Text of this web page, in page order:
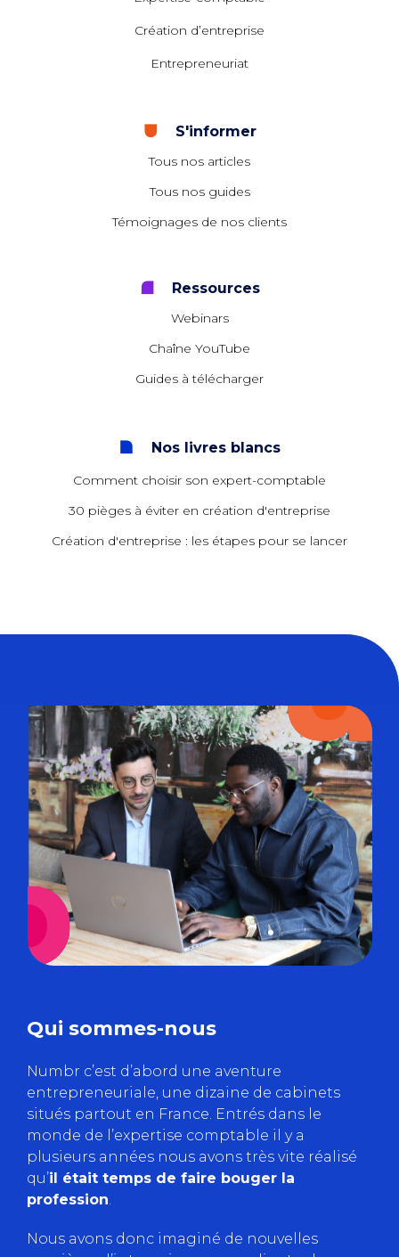
Création d’entreprise
Entrepreneuriat
S'informer
Tous nos articles
Tous nos guides
Témoignages de nos clients
Ressources
Webinars
Chaîne YouTube
Guides à télécharger
Nos livres blancs
Comment choisir son expert-comptable
30 pièges à éviter en création d'entreprise
Création d'entreprise : les étapes pour se lancer
Qui sommes-nous
Numbr c’est d’abord une aventure
entrepreneuriale, une dizaine de cabinets
situés partout en France. Entrés dans le
monde de l’expertise comptable il y a
plusieurs années nous avons très vite réalisé
qu’il était temps de faire bouger la
profession
Nous avons donc imaginé de nouvelles